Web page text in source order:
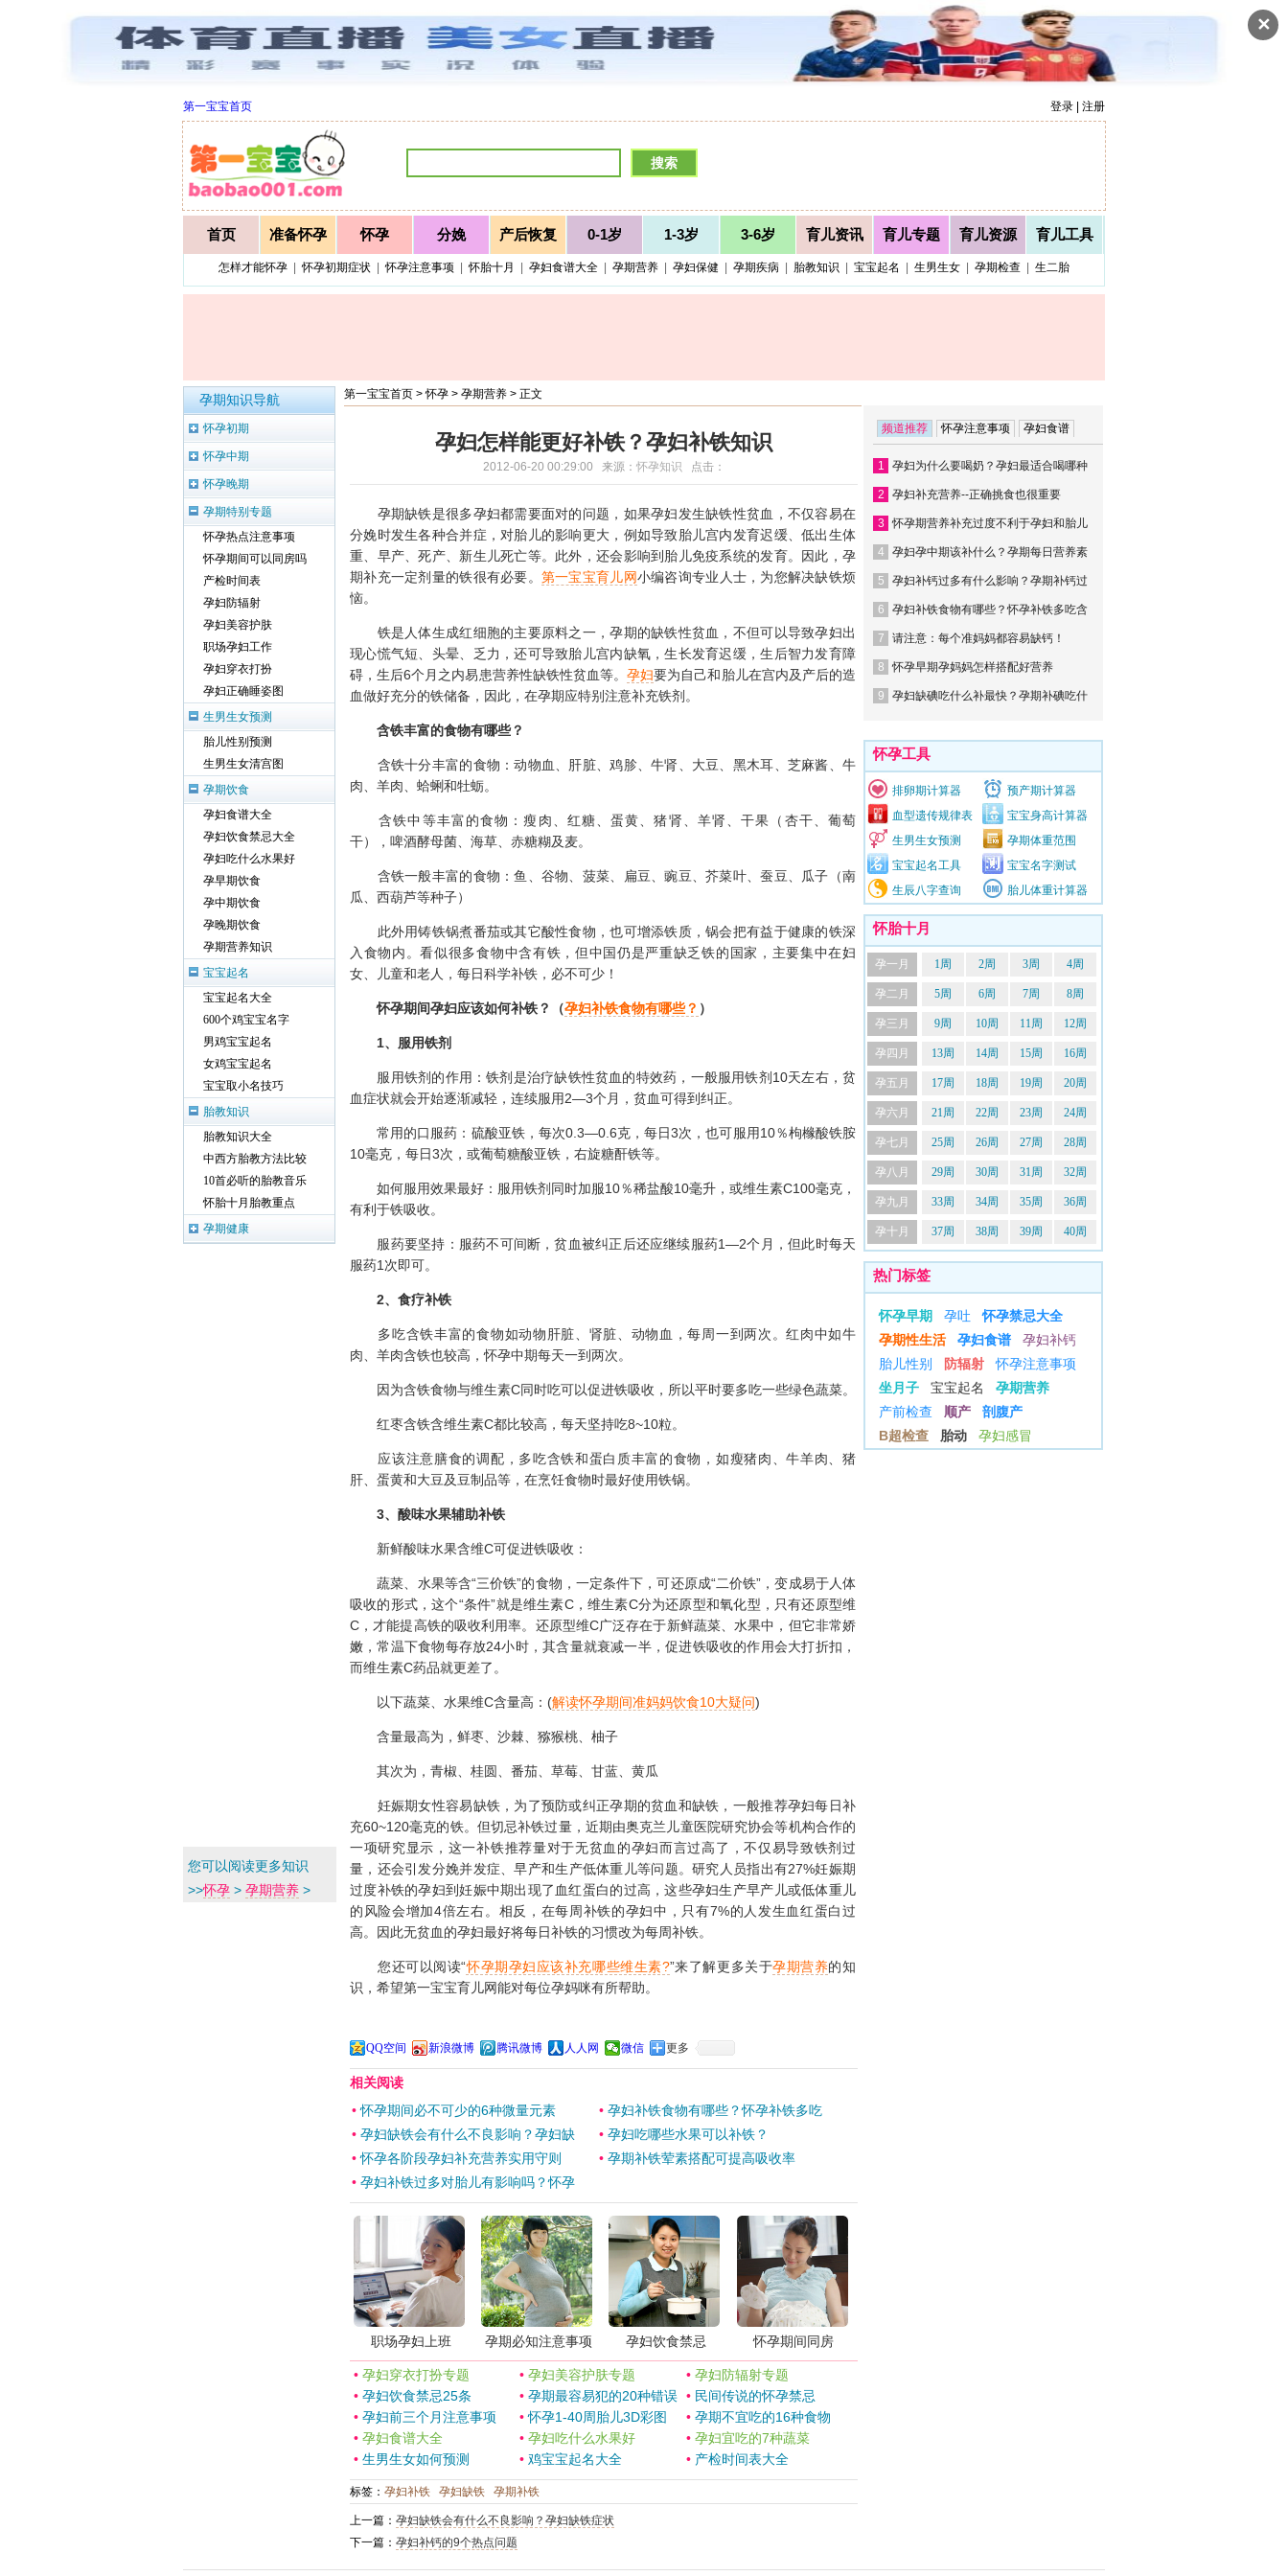
✕
第一宝宝首页 登录 | 注册
首页 准备怀孕 怀孕 分娩 产后恢复 0-1岁 1-3岁 3-6岁 育儿资讯 育儿专题 育儿资源 育儿工具
怎样才能怀孕 |怀孕初期症状 |怀孕注意事项 |怀胎十月 孕妇食谱大全 孕期营养 孕妇保健 孕期疾病 胎教知识 宝宝起名 生男生女 孕期检查 生二胎
第一宝宝首页 >怀孕 > 孕期营养 > 正文
孕妇怎样能更好补铁？孕妇补铁知识
2012-06-20 00:29:00 来源： 怀孕知识 点击：
孕期缺铁是很多孕妇都需要面对的问题，如果孕妇发生缺铁性贫血，不仅容易在
分娩时发生各种合并症，对胎儿的影响更大，例如导致胎儿宫内发育迟缓、低出生体
重、早产、死产、新生儿死亡等。此外，还会影响到胎儿免疫系统的发育。因此，孕
期补充一定剂量的铁很有必要。 第一宝宝育儿网小编咨询专业人士，为您解决缺铁烦
恼。
铁是人体生成红细胞的主要原料之一，孕期的缺铁性贫血，不但可以导致孕妇出
现心慌气短、头晕、乏力，还可导致胎儿宫内缺氧，生长发育迟缓，生后智力发育障
碍，生后6个月之内易患营养性缺铁性贫血等。孕妇要为自己和胎儿在宫内及产后的造
血做好充分的铁储备，因此，在孕期应特别注意补充铁剂。
含铁丰富的食物有哪些？
含铁十分丰富的食物：动物血、肝脏、鸡胗、牛肾、大豆、黑木耳、芝麻酱、牛
肉、羊肉、蛤蜊和牡蛎。
含铁中等丰富的食物：瘦肉、红糖、蛋黄、猪肾、羊肾、干果（杏干、葡萄
干），啤酒酵母菌、海草、赤糖糊及麦。
含铁一般丰富的食物：鱼、谷物、菠菜、扁豆、豌豆、芥菜叶、蚕豆、瓜子（南
瓜、西葫芦等种子）
此外用铸铁锅煮番茄或其它酸性食物，也可增添铁质，锅会把有益于健康的铁深
入食物内。看似很多食物中含有铁，但中国仍是严重缺乏铁的国家，主要集中在妇
女、儿童和老人，每日科学补铁，必不可少！
怀孕期间孕妇应该如何补铁？（孕妇补铁食物有哪些？ ）
1、服用铁剂
服用铁剂的作用：铁剂是治疗缺铁性贫血的特效药，一般服用铁剂10天左右，贫
血症状就会开始逐渐减轻，连续服用2—3个月，贫血可得到纠正。
常用的口服药：硫酸亚铁，每次0.3—0.6克，每日3次，也可服用10％枸橼酸铁胺
10毫克，每日3次，或葡萄糖酸亚铁，右旋糖酐铁等。
如何服用效果最好：服用铁剂同时加服10％稀盐酸10毫升，或维生素C100毫克，
有利于铁吸收。
服药要坚持：服药不可间断，贫血被纠正后还应继续服药1—2个月，但此时每天
服药1次即可。
2、食疗补铁
多吃含铁丰富的食物如动物肝脏、肾脏、动物血，每周一到两次。红肉中如牛
肉、羊肉含铁也较高，怀孕中期每天一到两次。
因为含铁食物与维生素C同时吃可以促进铁吸收，所以平时要多吃一些绿色蔬菜。
红枣含铁含维生素C都比较高，每天坚持吃8~10粒。
应该注意膳食的调配，多吃含铁和蛋白质丰富的食物，如瘦猪肉、牛羊肉、猪
肝、蛋黄和大豆及豆制品等，在烹饪食物时最好使用铁锅。
3、酸味水果辅助补铁
新鲜酸味水果含维C可促进铁吸收：
蔬菜、水果等含“三价铁”的食物，一定条件下，可还原成“二价铁”，变成易于人体
吸收的形式，这个“条件”就是维生素C，维生素C分为还原型和氧化型，只有还原型维
C，才能提高铁的吸收利用率。还原型维C广泛存在于新鲜蔬菜、水果中，但它非常娇
嫩，常温下食物每存放24小时，其含量就衰减一半，促进铁吸收的作用会大打折扣，
而维生素C药品就更差了。
以下蔬菜、水果维C含量高：(解读怀孕期间准妈妈饮食10大疑问)
含量最高为，鲜枣、沙棘、猕猴桃、柚子
其次为，青椒、桂圆、番茄、草莓、甘蓝、黄瓜
妊娠期女性容易缺铁，为了预防或纠正孕期的贫血和缺铁，一般推荐孕妇每日补
充60~120毫克的铁。但切忌补铁过量，近期由奥克兰儿童医院研究协会等机构合作的
一项研究显示，这一补铁推荐量对于无贫血的孕妇而言过高了，不仅易导致铁剂过
量，还会引发分娩并发症、早产和生产低体重儿等问题。研究人员指出有27%妊娠期
过度补铁的孕妇到妊娠中期出现了血红蛋白的过高，这些孕妇生产早产儿或低体重儿
的风险会增加4倍左右。相反，在每周补铁的孕妇中，只有7%的人发生血红蛋白过
高。因此无贫血的孕妇最好将每日补铁的习惯改为每周补铁。
您还可以阅读“怀孕期孕妇应该补充哪些维生素?”来了解更多关于孕期营养的知
识，希望第一宝宝育儿网能对每位孕妈咪有所帮助。
QQ空间 新浪微博 腾讯微博 人人网 微信 更多
相关阅读
•怀孕期间必不可少的6种微量元素 •孕妇补铁食物有哪些？怀孕补铁多吃
• 孕妇缺铁会有什么不良影响？孕妇缺 •孕妇吃哪些水果可以补铁？
•怀孕各阶段孕妇补充营养实用守则 •孕期补铁荤素搭配可提高吸收率
• 孕妇补铁过多对胎儿有影响吗？怀孕
职场孕妇上班 孕期必知注意事项 孕妇饮食禁忌 怀孕期间同房
• 孕妇穿衣打扮专题 •孕妇美容护肤专题 • 孕妇防辐射专题
• 孕妇饮食禁忌25条 •孕期最容易犯的20种错误 • 民间传说的怀孕禁忌
• 孕妇前三个月注意事项 •怀孕1-40周胎儿3D彩图 • 孕期不宜吃的16种食物
• 孕妇食谱大全 •孕妇吃什么水果好 • 孕妇宜吃的7种蔬菜
• 生男生女如何预测 •鸡宝宝起名大全 • 产检时间表大全
标签： 孕妇补铁 孕妇缺铁 孕期补铁
上一篇： 孕妇缺铁会有什么不良影响？孕妇缺铁症状
下一篇： 孕妇补钙的9个热点问题
孕期知识导航
怀孕初期
怀孕中期
怀孕晚期
孕期特别专题
怀孕热点注意事项
怀孕期间可以同房吗
产检时间表
孕妇防辐射
孕妇美容护肤
职场孕妇工作
孕妇穿衣打扮
孕妇正确睡姿图
生男生女预测
胎儿性别预测
生男生女清宫图
孕期饮食
孕妇食谱大全
孕妇饮食禁忌大全
孕妇吃什么水果好
孕早期饮食
孕中期饮食
孕晚期饮食
孕期营养知识
宝宝起名
宝宝起名大全
600个鸡宝宝名字
男鸡宝宝起名
女鸡宝宝起名
宝宝取小名技巧
胎教知识
胎教知识大全
中西方胎教方法比较
10首必听的胎教音乐
怀胎十月胎教重点
孕期健康
您可以阅读更多知识
>>怀孕 > 孕期营养 >
频道推荐 怀孕注意事项 孕妇食谱
1 孕妇为什么要喝奶？孕妇最适合喝哪种
2 孕妇补充营养--正确挑食也很重要
3 怀孕期营养补充过度不利于孕妇和胎儿
4 孕妇孕中期该补什么？孕期每日营养素
5 孕妇补钙过多有什么影响？孕期补钙过
6 孕妇补铁食物有哪些？怀孕补铁多吃含
7 请注意：每个准妈妈都容易缺钙！
8 怀孕早期孕妈妈怎样搭配好营养
9 孕妇缺碘吃什么补最快？孕期补碘吃什
怀孕工具
排卵期计算器
预产期计算器
血型遗传规律表
宝宝身高计算器
生男生女预测
孕期体重范围
宝宝起名工具
宝宝名字测试
生辰八字查询
胎儿体重计算器
怀胎十月
孕一月 1周 2周 3周 4周
孕二月 5周 6周 7周 8周
孕三月 9周 10周 11周 12周
孕四月 13周 14周 15周 16周
孕五月 17周 18周 19周 20周
孕六月 21周 22周 23周 24周
孕七月 25周 26周 27周 28周
孕八月 29周 30周 31周 32周
孕九月 33周 34周 35周 36周
孕十月 37周 38周 39周 40周
热门标签
怀孕早期 孕吐
怀孕禁忌大全
孕期性生活
孕妇食谱
孕妇补钙
胎儿性别
防辐射
怀孕注意事项
坐月子
宝宝起名
孕期营养
产前检查
顺产
剖腹产
B超检查
胎动 孕妇感冒